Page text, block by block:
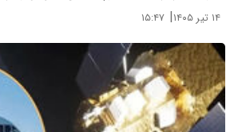
۱۴ تیر ۱۴۰۵ | ۱۵:۴۷